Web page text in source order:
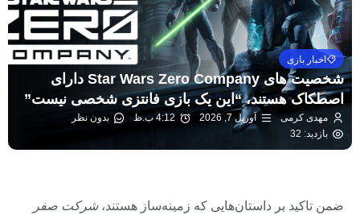
اخبار بازی
شخصیت های Star Wars Zero Company دارای
اصطکاک هستند، “این یک بازی فانتزی شخصی نیست”
مهدی کرمی آوریل 7, 2026 4:12 ب.ظ
بدون نظر
بازدید: 32
ضمن تاکید بر داستان‌هایی که زمینه‌ساز هستند،شرکت صفر